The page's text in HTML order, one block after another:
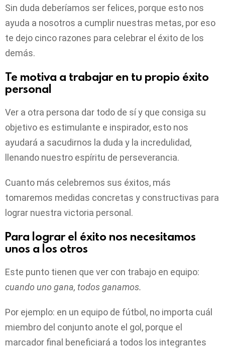
Sin duda deberíamos ser felices, porque esto nos
ayuda a nosotros a cumplir nuestras metas, por eso
te dejo cinco razones para celebrar el éxito de los
demás.
Te motiva a trabajar en tu propio éxito
personal
Ver a otra persona dar todo de sí y que consiga su
objetivo es estimulante e inspirador, esto nos
ayudará a sacudirnos la duda y la incredulidad,
llenando nuestro espíritu de perseverancia.
Cuanto más celebremos sus éxitos, más
tomaremos medidas concretas y constructivas para
lograr nuestra victoria personal.
Para lograr el éxito nos necesitamos
unos a los otros
Este punto tienen que ver con trabajo en equipo:
cuando uno gana, todos ganamos.
Por ejemplo: en un equipo de fútbol, no importa cuál
miembro del conjunto anote el gol, porque el
marcador final beneficiará a todos los integrantes